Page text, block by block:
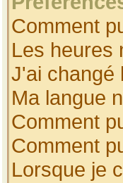
Comment
Les heures
J'ai changé
Ma langue
Comment
Comment
Lorsque je